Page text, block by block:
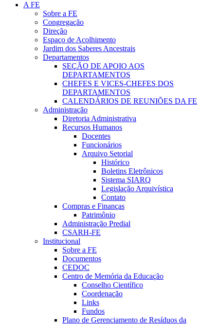
A FE
Sobre a FE
Congregação
Direção
Espaço de Acolhimento
Jardim dos Saberes Ancestrais
Departamentos
SEÇÃO DE APOIO AOS
DEPARTAMENTOS
CHEFES E VICES-CHEFES DOS
DEPARTAMENTOS
CALENDÁRIOS DE REUNIÕES DA FE
Administração
Diretoria Administrativa
Recursos Humanos
Docentes
Funcionários
Arquivo Setorial
Histórico
Boletins Eletrônicos
Sistema SIARQ
Legislação Arquivística
Contato
Compras e Finanças
Patrimônio
Administração Predial
CSARH-FE
Institucional
Sobre a FE
Documentos
CEDOC
Centro de Memória da Educação
Conselho Científico
Coordenação
Links
Fundos
Plano de Gerenciamento de Resíduos da